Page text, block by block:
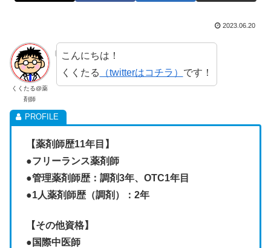
2023.06.20
くくたる@薬
剤師
こんにちは！
くくたる （twitterはコチラ） です！
【薬剤師歴11年目】
●フリーランス薬剤師
●管理薬剤師歴：調剤3年、OTC1年目
●1人薬剤師歴（調剤）：2年
【その他資格】
● 国際中医師